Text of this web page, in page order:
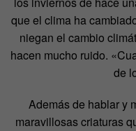
que el clima ha
niegan el cambio
hacen mucho ruido.
de
Además de hablar y
maravillosas criaturas